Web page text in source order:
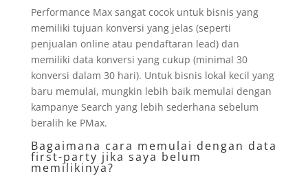
Performance Max sangat cocok untuk bisnis yang
memiliki tujuan konversi yang jelas (seperti
penjualan online atau pendaftaran lead) dan
memiliki data konversi yang cukup (minimal 30
konversi dalam 30 hari). Untuk bisnis lokal kecil yang
baru memulai, mungkin lebih baik memulai dengan
kampanye Search yang lebih sederhana sebelum
beralih ke PMax.
Bagaimana cara memulai dengan data
first-party jika saya belum
memilikinya?